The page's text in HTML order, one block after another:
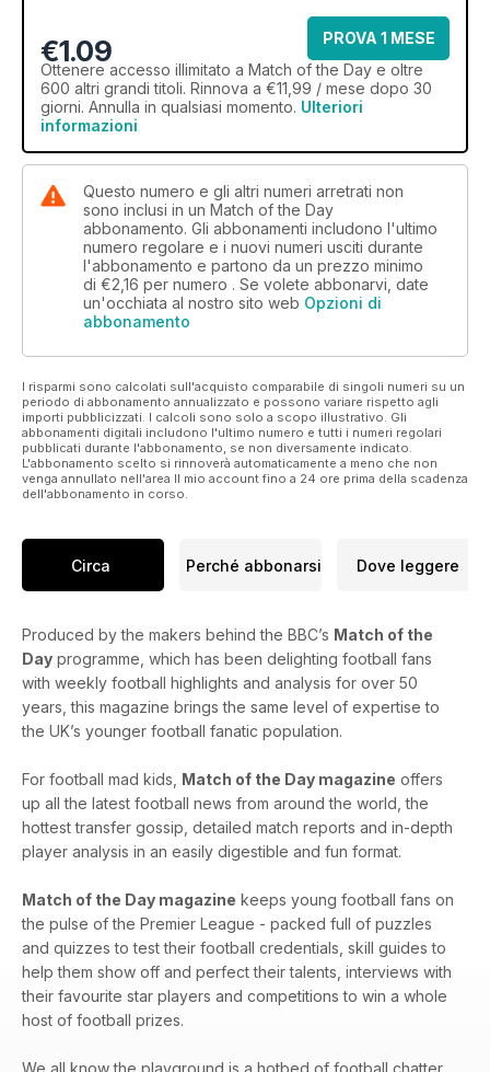
€1.09
PROVA 1 MESE
Ottenere accesso illimitato a Match of the Day e oltre
600 altri grandi titoli. Rinnova a €11,99 / mese dopo 30
giorni. Annulla in qualsiasi momento. Ulteriori
informazioni
Questo numero e gli altri numeri arretrati non
sono inclusi in un Match of the Day
abbonamento. Gli abbonamenti includono l'ultimo
numero regolare e i nuovi numeri usciti durante
l'abbonamento e partono da un prezzo minimo
di €2,16 per numero . Se volete abbonarvi, date
un'occhiata al nostro sito web Opzioni di
abbonamento
I risparmi sono calcolati sull'acquisto comparabile di singoli numeri su un
periodo di abbonamento annualizzato e possono variare rispetto agli
importi pubblicizzati. I calcoli sono solo a scopo illustrativo. Gli
abbonamenti digitali includono l'ultimo numero e tutti i numeri regolari
pubblicati durante l'abbonamento, se non diversamente indicato.
L'abbonamento scelto si rinnoverà automaticamente a meno che non
venga annullato nell'area Il mio account fino a 24 ore prima della scadenza
dell'abbonamento in corso.
Circa Perché abbonarsi Dove leggere
Produced by the makers behind the BBC’s Match of the
Day programme, which has been delighting football fans
with weekly football highlights and analysis for over 50
years, this magazine brings the same level of expertise to
the UK’s younger football fanatic population.
For football mad kids, Match of the Day magazine offers
up all the latest football news from around the world, the
hottest transfer gossip, detailed match reports and in-depth
player analysis in an easily digestible and fun format.
Match of the Day magazine keeps young football fans on
the pulse of the Premier League - packed full of puzzles
and quizzes to test their football credentials, skill guides to
help them show off and perfect their talents, interviews with
their favourite star players and competitions to win a whole
host of football prizes.